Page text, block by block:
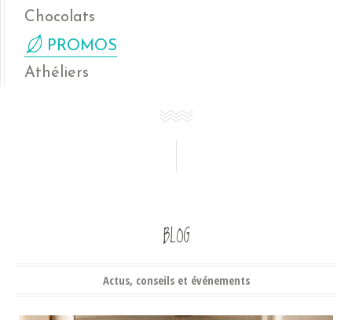
Chocolats
PROMOS
Athéliers
BLOG
Actus, conseils et événements